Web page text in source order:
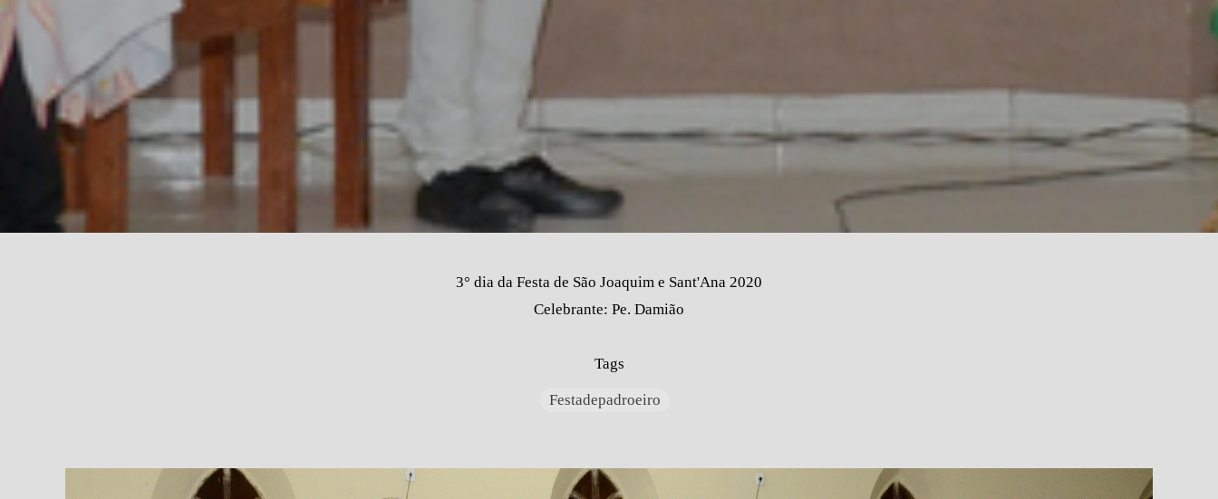
3° dia da Festa de São Joaquim e Sant'Ana 2020
Celebrante: Pe. Damião
Tags
Festadepadroeiro